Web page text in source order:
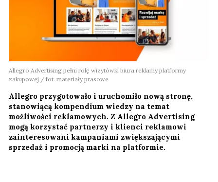
Allegro Advertising pełni rolę wizytówki biura reklamy platformy
zakupowej / fot. materiały prasowe
Allegro przygotowało i uruchomiło nową stronę,
stanowiącą kompendium wiedzy na temat
możliwości reklamowych. Z Allegro Advertising
mogą korzystać partnerzy i klienci reklamowi
zainteresowani kampaniami zwiększającymi
sprzedaż i promocją marki na platformie.